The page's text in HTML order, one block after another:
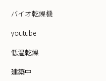
バイオ乾燥機
youtube
低温乾燥
建築中